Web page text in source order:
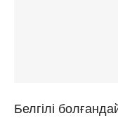
Белгілі